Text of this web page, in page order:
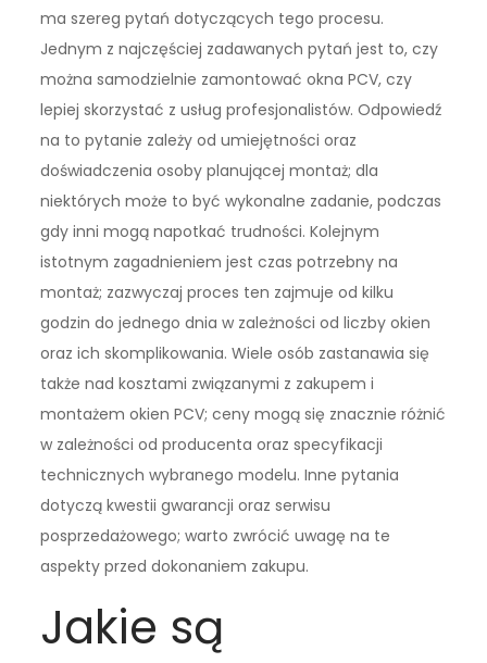
ma szereg pytań dotyczących tego procesu.
Jednym z najczęściej zadawanych pytań jest to, czy
można samodzielnie zamontować okna PCV, czy
lepiej skorzystać z usług profesjonalistów. Odpowiedź
na to pytanie zależy od umiejętności oraz
doświadczenia osoby planującej montaż; dla
niektórych może to być wykonalne zadanie, podczas
gdy inni mogą napotkać trudności. Kolejnym
istotnym zagadnieniem jest czas potrzebny na
montaż; zazwyczaj proces ten zajmuje od kilku
godzin do jednego dnia w zależności od liczby okien
oraz ich skomplikowania. Wiele osób zastanawia się
także nad kosztami związanymi z zakupem i
montażem okien PCV; ceny mogą się znacznie różnić
w zależności od producenta oraz specyfikacji
technicznych wybranego modelu. Inne pytania
dotyczą kwestii gwarancji oraz serwisu
posprzedażowego; warto zwrócić uwagę na te
aspekty przed dokonaniem zakupu.
Jakie są